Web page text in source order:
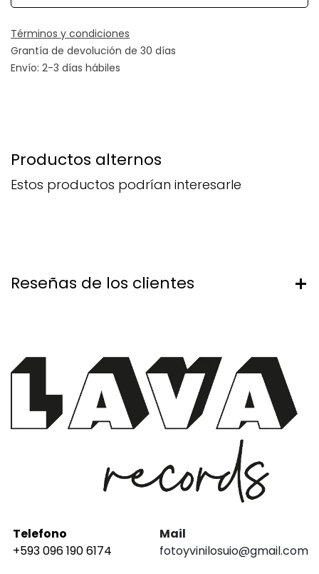
Términos y condiciones
Grantía de devolución de 30 días
Envío: 2-3 días hábiles
Productos alternos
Estos productos podrían interesarle
Reseñas de los clientes
Telefono
+593 096 190 6174
Mail
fotoyvinilosuio@gmail.com